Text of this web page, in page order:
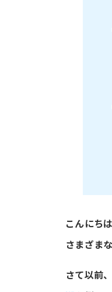
こんにち
さまざま
さて以前